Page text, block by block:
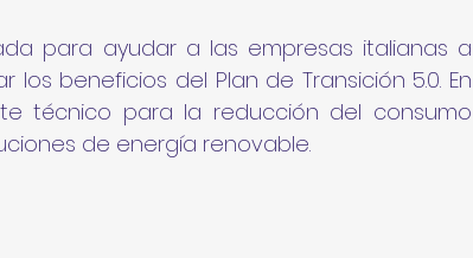
para ayudar a las empresas italianas a
beneficios del Plan de Transición 5.0. En
técnico para la reducción del consumo
de energía renovable.